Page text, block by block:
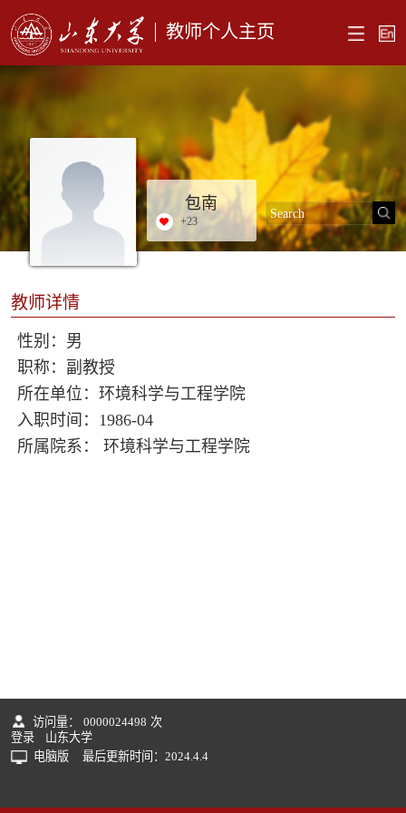
教师个人主页
包南
+23
教师详情
性别：男
职称：副教授
所在单位：环境科学与工程学院
入职时间：1986-04
所属院系： 环境科学与工程学院
访问量： 0000024498 次
登录
山东大学
电脑版
最后更新时间： 2024.4.4